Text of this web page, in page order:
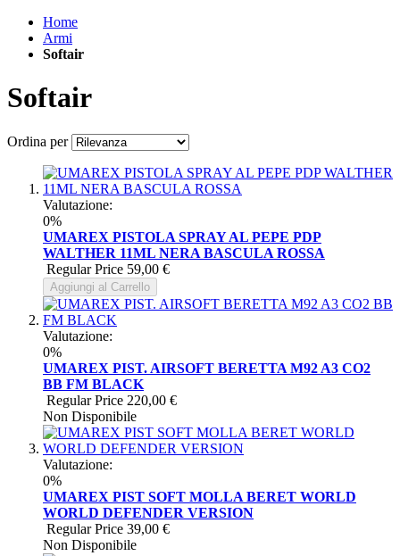
Home
Armi
Softair
Softair
Ordina per
Valutazione:
0%
UMAREX PISTOLA SPRAY AL PEPE PDP
WALTHER 11ML NERA BASCULA ROSSA
Regular Price 59,00 €
Aggiungi al Carrello
Valutazione:
0%
UMAREX PIST. AIRSOFT BERETTA M92 A3 CO2
BB FM BLACK
Regular Price 220,00 €
Non Disponibile
Valutazione:
0%
UMAREX PIST SOFT MOLLA BERET WORLD
WORLD DEFENDER VERSION
Regular Price 39,00 €
Non Disponibile